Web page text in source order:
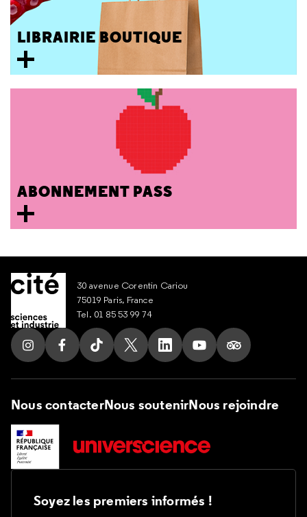
LIBRAIRIE BOUTIQUE
ABONNEMENT PASS
30 avenue Corentin Cariou
75019 Paris, France
Tel. 01 85 53 99 74
Suivez nous sur Instagram
Suivez nous sur Facebook
Suivez nous sur Tik Tok
Suivez nous sur X
Suivez nous sur LinkedIn
Suivez nous sur
Suivez nous
Nous contacterNous soutenirNous rejoindre
Soyez les premiers informés !